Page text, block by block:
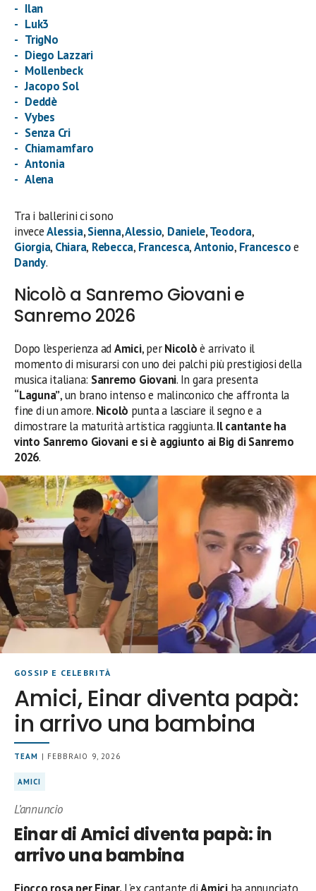
Ilan
Luk3
TrigNo
Diego Lazzari
Mollenbeck
Jacopo Sol
Deddè
Vybes
Senza Cri
Chiamamfaro
Antonia
Alena
Tra i ballerini ci sono
inveceAlessia,Sienna,Alessio, Daniele,Teodora,
Giorgia, Chiara, Rebecca, Francesca,Antonio, Francescoe
Dandy.
Nicolò a Sanremo Giovani e
Sanremo 2026
Dopo l’esperienza adAmici, perNicolòè arrivato il
momento di misurarsi con uno dei palchi più prestigiosi della
musica italiana: Sanremo Giovani. In gara presenta
“Laguna”, un brano intenso e malinconico che affronta la
fine di un amore. Nicolò punta a lasciare il segno e a
dimostrare la maturità artistica raggiunta.Il cantante ha
vinto Sanremo Giovani e si è aggiunto ai Big di Sanremo
2026.
GOSSIP E CELEBRITÀ
Amici, Einar diventa papà:
in arrivo una bambina
TEAM | FEBBRAIO 9, 2026
AMICI
L’annuncio
Einar di Amici diventa papà: in
arrivo una bambina